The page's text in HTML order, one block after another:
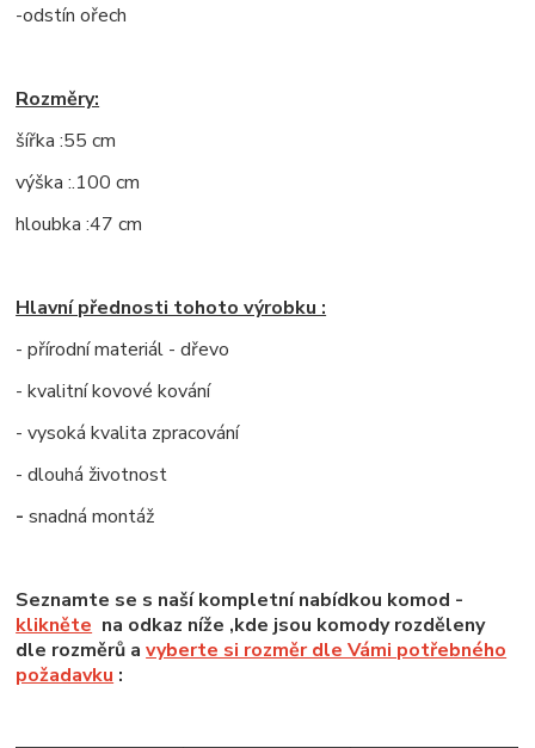
-odstín ořech
Rozměry:
šířka :55 cm
výška :.100 cm
hloubka :47 cm
Hlavní přednosti tohoto výrobku :
- přírodní materiál - dřevo
- kvalitní kovové kování
- vysoká kvalita zpracování
- dlouhá životnost
-snadná montáž
Seznamte se s naší kompletní nabídkou komod -
klikněte na odkaz níže ,kde jsou komody rozděleny
dle rozměrů avyberte si rozměr dle Vámi potřebného
požadavku :